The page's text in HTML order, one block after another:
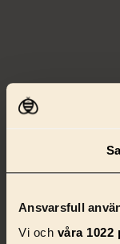
Ansvarsfull
Vi och våra 1022